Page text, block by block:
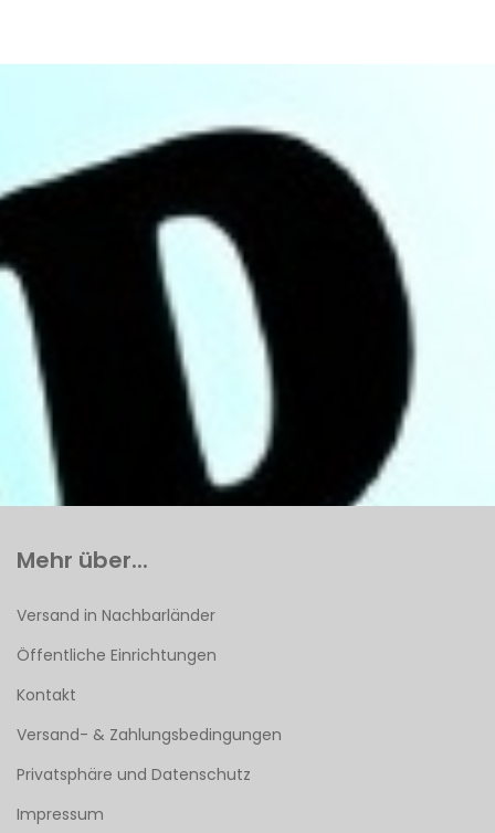
Mehr über...
Versand in Nachbarländer
Öffentliche Einrichtungen
Kontakt
Versand- & Zahlungsbedingungen
Privatsphäre und Datenschutz
Impressum